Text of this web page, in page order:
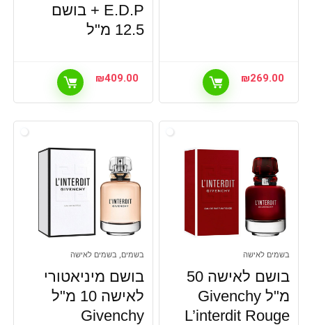
₪269.00
E.D.P + בושם
12.5 מ"ל
₪409.00
בשמים לאישה
בושם לאישה 50
מ"ל Givenchy
L’interdit Rouge
בשמים, בשמים לאישה
בושם מיניאטורי
לאישה 10 מ"ל
Givenchy